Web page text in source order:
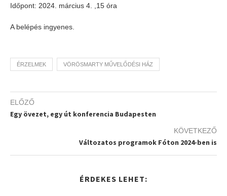
Időpont: 2024. március 4. ,15 óra
A belépés ingyenes.
ÉRZELMEK VÖRÖSMARTY MŰVELŐDÉSI HÁZ
ELŐZŐ
Egy övezet, egy út konferencia Budapesten
KÖVETKEZŐ
Változatos programok Fóton 2024-ben is
ÉRDEKES LEHET: